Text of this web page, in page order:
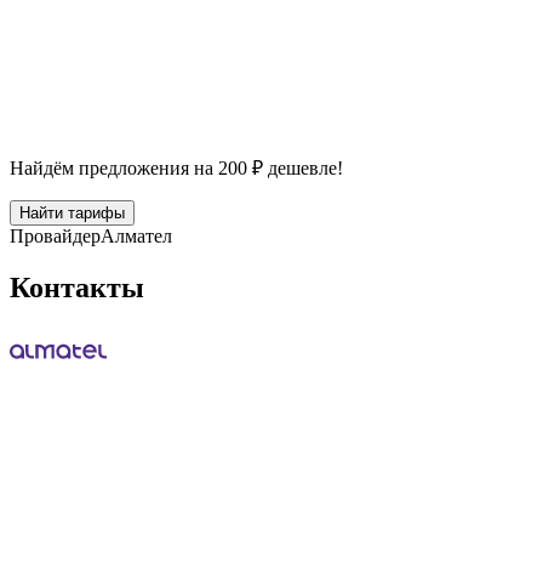
Найдём предложения на 200 ₽ дешевле!
Найти тарифы
ПровайдерАлмател
Контакты